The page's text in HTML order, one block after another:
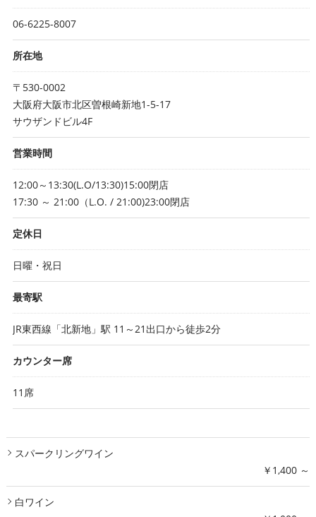
06-6225-8007
所在地
〒530-0002
大阪府大阪市北区曽根崎新地1-5-17
サウザンドビル4F
営業時間
12:00～13:30(L.O/13:30)15:00閉店
17:30 ～ 21:00（L.O. / 21:00)23:00閉店
定休日
日曜・祝日
最寄駅
JR東西線「北新地」駅 11～21出口から徒歩2分
カウンター席
11席
スパークリングワイン
￥1,400 ～
白ワイン